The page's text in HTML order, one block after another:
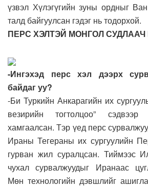
үзвэл Хүлэгүгийн зуны ордныг
талд байгуулсан гэдэг нь тодорхой.
ПЕРС ХЭЛТЭЙ МОНГОЛ
-Ингэхэд перс хэл дээрх
байдаг уу?
-Би Туркийн Анкарагийн их
везирийн тогтолцоо” сэдвээр
хамгаалсан. Тэр үед перс
Ираны Тегераны их сургуулийн
гурван жил суралцсан. Тиймээс
чухал сурвалжуудыг Иранаас
Мөн технологийн дэвшлийг